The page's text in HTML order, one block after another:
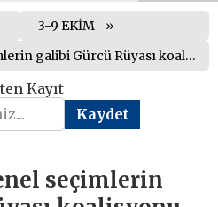
3-9 EKİM
Gürcistan’da genel seçimlerin galibi Gürcü Rüyası koalisyonu oldu
Kayıt
seçimlerin